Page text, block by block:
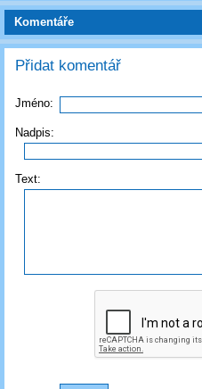
Komentáře
Přidat komentář
Jméno:
Nadpis:
Text: